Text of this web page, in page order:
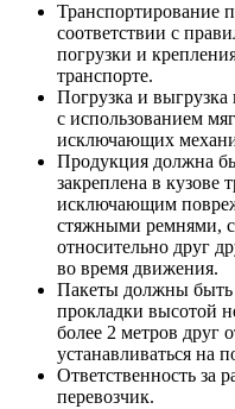
Транспортирование
соответствии с
погрузки и
транспорте.
Погрузка и
с использованием
исключающих
Продукция должна
закреплена в кузове
исключающим
стяжными ремнями,
относительно друг
во время движения.
Пакеты должны
прокладки высотой
более 2 метров друг
устанавливаться на
Ответственность за
перевозчик.